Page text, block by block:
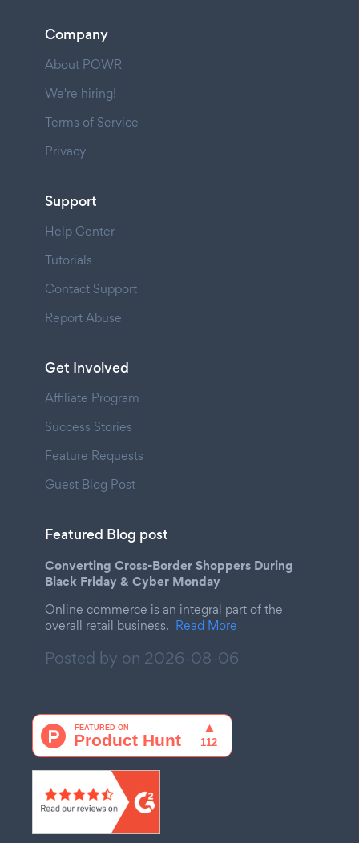
Company
About POWR
We're hiring!
Terms of Service
Privacy
Support
Help Center
Tutorials
Contact Support
Report Abuse
Get Involved
Affiliate Program
Success Stories
Feature Requests
Guest Blog Post
Featured Blog post
Converting Cross-Border Shoppers During
Black Friday & Cyber Monday
Online commerce is an integral part of the
overall retail business. Read More
Posted by on 2026-08-06